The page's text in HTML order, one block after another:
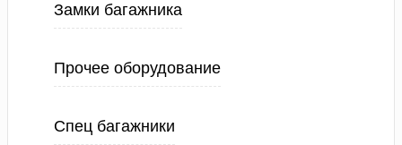
Замки багажника
Прочее оборудование
Спец багажники